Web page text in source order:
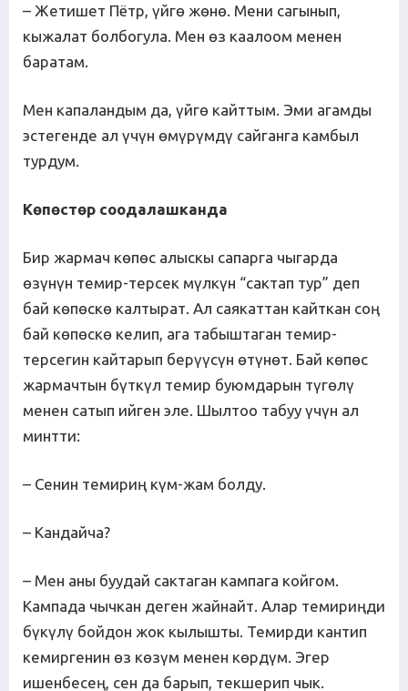
– Жетишет Пётр, үйгө жөнө. Мени сагынып,
кыжалат болбогула. Мен өз каалоом менен
баратам.
Мен капаландым да, үйгө кайттым. Эми агамды
эстегенде ал үчүн өмүрүмдү сайганга камбыл
турдум.
Көпөстөр соодалашканда
Бир жармач көпөс алыскы сапарга чыгарда
өзүнүн темир-терсек мүлкүн “сактап тур” деп
бай көпөскө калтырат. Ал саякаттан кайткан соң
бай көпөскө келип, ага табыштаган темир-
терсегин кайтарып берүүсүн өтүнөт. Бай көпөс
жармачтын бүткүл темир буюмдарын түгөлү
менен сатып ийген эле. Шылтоо табуу үчүн ал
минтти:
– Сенин темириң күм-жам болду.
– Кандайча?
– Мен аны буудай сактаган кампага койгом.
Кампада чычкан деген жайнайт. Алар темириңди
бүкүлү бойдон жок кылышты. Темирди кантип
кемиргенин өз көзүм менен көрдүм. Эгер
ишенбесең, сен да барып, текшерип чык.